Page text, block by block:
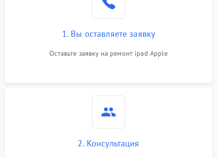
Память и данные
Режим работы
1. Вы оставляете заявку
Оставьте заявку на ремонт ipad Apple
2. Консультация